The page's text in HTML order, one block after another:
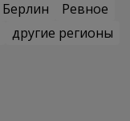
Берлин
Ревное
другие регионы